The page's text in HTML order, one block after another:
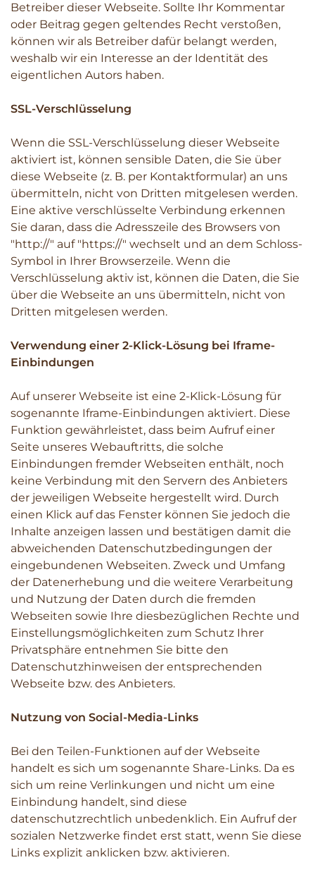
Betreiber dieser Webseite. Sollte Ihr Kommentar
oder Beitrag gegen geltendes Recht verstoßen,
können wir als Betreiber dafür belangt werden,
weshalb wir ein Interesse an der Identität des
eigentlichen Autors haben.
SSL-Verschlüsselung
Wenn die SSL-Verschlüsselung dieser Webseite
aktiviert ist, können sensible Daten, die Sie über
diese Webseite (z. B. per Kontaktformular) an uns
übermitteln, nicht von Dritten mitgelesen werden.
Eine aktive verschlüsselte Verbindung erkennen
Sie daran, dass die Adresszeile des Browsers von
"http://" auf "https://" wechselt und an dem Schloss-
Symbol in Ihrer Browserzeile. Wenn die
Verschlüsselung aktiv ist, können die Daten, die Sie
über die Webseite an uns übermitteln, nicht von
Dritten mitgelesen werden.
Verwendung einer 2-Klick-Lösung bei Iframe-
Einbindungen
Auf unserer Webseite ist eine 2-Klick-Lösung für
sogenannte Iframe-Einbindungen aktiviert. Diese
Funktion gewährleistet, dass beim Aufruf einer
Seite unseres Webauftritts, die solche
Einbindungen fremder Webseiten enthält, noch
keine Verbindung mit den Servern des Anbieters
der jeweiligen Webseite hergestellt wird. Durch
einen Klick auf das Fenster können Sie jedoch die
Inhalte anzeigen lassen und bestätigen damit die
abweichenden Datenschutzbedingungen der
eingebundenen Webseiten. Zweck und Umfang
der Datenerhebung und die weitere Verarbeitung
und Nutzung der Daten durch die fremden
Webseiten sowie Ihre diesbezüglichen Rechte und
Einstellungsmöglichkeiten zum Schutz Ihrer
Privatsphäre entnehmen Sie bitte den
Datenschutzhinweisen der entsprechenden
Webseite bzw. des Anbieters.
Nutzung von Social-Media-Links
Bei den Teilen-Funktionen auf der Webseite
handelt es sich um sogenannte Share-Links. Da es
sich um reine Verlinkungen und nicht um eine
Einbindung handelt, sind diese
datenschutzrechtlich unbedenklich. Ein Aufruf der
sozialen Netzwerke findet erst statt, wenn Sie diese
Links explizit anklicken bzw. aktivieren.